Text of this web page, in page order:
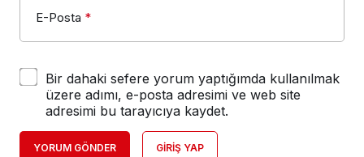
E-Posta *
Bir dahaki sefere yorum yaptığımda kullanılmak
üzere adımı, e-posta adresimi ve web site
adresimi bu tarayıcıya kaydet.
YORUM GÖNDER GIRIŞ YAP